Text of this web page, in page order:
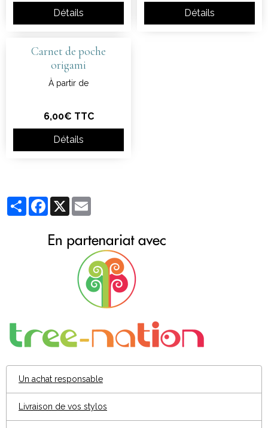
Détails Détails
Carnet de poche
origami
À partir de
6,00€ TTC
Détails
PartagerFacebook
X
Un achat responsable
Livraison de vos stylos